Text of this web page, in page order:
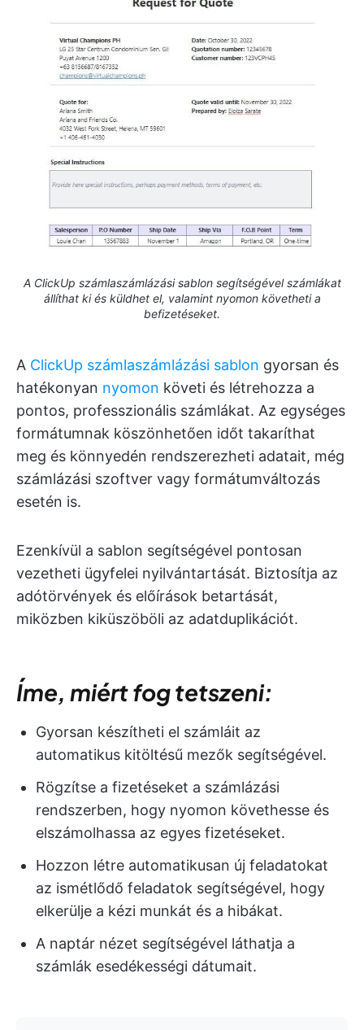
A ClickUp számlaszámlázási sablon segítségével számlákat
állíthat ki és küldhet el, valamint nyomon követheti a
befizetéseket.
A ClickUp számlaszámlázási sablon gyorsan és
hatékonyan nyomon követi és létrehozza a
pontos, professzionális számlákat. Az egységes
formátumnak köszönhetően időt takaríthat
meg és könnyedén rendszerezheti adatait, még
számlázási szoftver vagy formátumváltozás
esetén is.
Ezenkívül a sablon segítségével pontosan
vezetheti ügyfelei nyilvántartását. Biztosítja az
adótörvények és előírások betartását,
miközben kiküszöböli az adatduplikációt.
Íme, miért fog tetszeni:
Gyorsan készítheti el számláit az
automatikus kitöltésű mezők segítségével.
Rögzítse a fizetéseket a számlázási
rendszerben, hogy nyomon követhesse és
elszámolhassa az egyes fizetéseket.
Hozzon létre automatikusan új feladatokat
az ismétlődő feladatok segítségével, hogy
elkerülje a kézi munkát és a hibákat.
A naptár nézet segítségével láthatja a
számlák esedékességi dátumait.